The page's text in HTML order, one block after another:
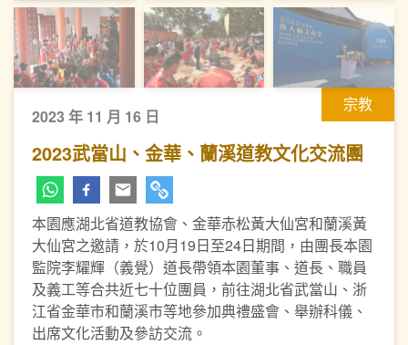
宗教
2023 年 11 月 16 日
2023武當山、金華、蘭溪道教文化交流團
本園應湖北省道教協會、金華赤松黃大仙宮和蘭溪黃
大仙宮之邀請，於10月19日至24日期間，由團長本園
監院李耀輝（義覺）道長帶領本園董事、道長、職員
及義工等合共近七十位團員，前往湖北省武當山、浙
江省金華市和蘭溪市等地參加典禮盛會、舉辦科儀、
出席文化活動及參訪交流。